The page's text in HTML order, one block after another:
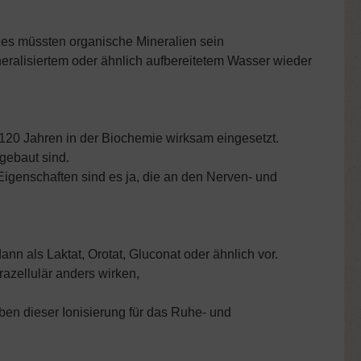
müssten organische Mineralien sein
oder ähnlich aufbereitetem Wasser wieder
Jahren in der Biochemie wirksam eingesetzt.
sind.
sind es ja, die an den Nerven- und
als Laktat, Orotat, Gluconat oder ähnlich vor.
anders wirken,
dieser Ionisierung für das Ruhe- und